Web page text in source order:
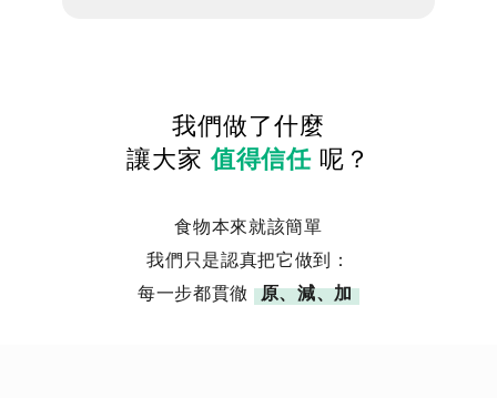
我們做了什麼
讓大家值得信任 呢？
食物本來就該簡單
我們只是認真把它做到：
每一步都貫徹 原、減、加